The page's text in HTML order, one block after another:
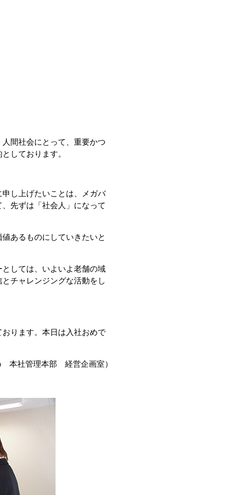
間社会にとって、重要かつ
しております。
し上げたいことは、メガバ
先ずは「社会人」になって
あるものにしていきたいと
しては、いよいよ老舗の域
チャレンジングな活動をし
ります。本日は入社おめで
本社管理本部 経営企画室）